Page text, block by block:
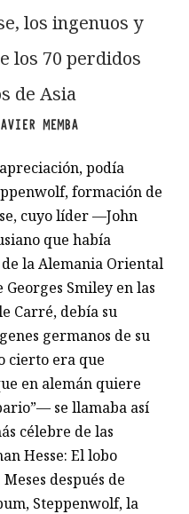
los ingenuos y
los 70 perdidos
de Asia
MEMBA
podía
formación de
cuyo líder —John
que había
la Alemania Oriental
Georges Smiley en las
Carré, debía su
germanos de su
cierto era que
en alemán quiere
se llamaba así
célebre de las
Hesse: El lobo
después de
Steppenwolf, la